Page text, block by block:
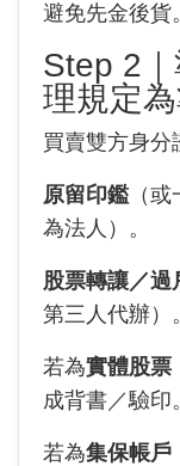
避免先金後貨。
Step 2
理規定為
買賣雙方身分
原留印鑑 （
為法人）。
股票轉讓／過
第三人代辦）。
若為實體股票
成背書／驗印。
若為集保帳戶